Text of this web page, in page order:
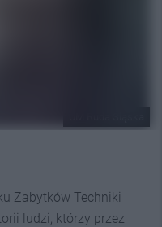
Zabytków Techniki
ludzi, którzy przez